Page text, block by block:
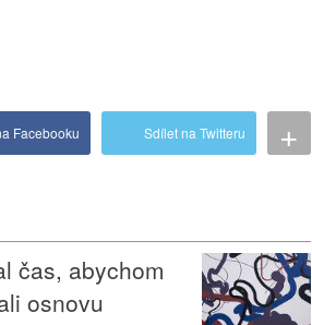
+
Sdílet na Twitteru
Facebooku
čas, abychom
osnovu